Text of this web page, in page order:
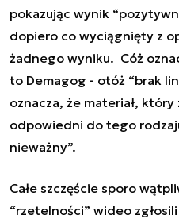
pokazując wynik
dopiero co wyciągnięty z
żadnego wyniku. Cóż
to Demagog - otóż “brak
oznacza, że materiał,
odpowiedni do tego
nieważny”.
Całe szczęście sporo
“rzetelności” wideo